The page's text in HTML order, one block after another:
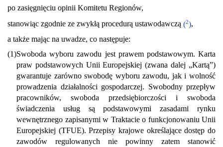
po zasięgnięciu opinii Komitetu Regionów,
stanowiąc zgodnie ze zwykłą procedurą ustawodawczą (2),
a także mając na uwadze, co następuje:
(1)Swoboda wyboru zawodu jest prawem podstawowym. Karta
praw podstawowych Unii Europejskiej (zwana dalej „Kartą”)
gwarantuje zarówno swobodę wyboru zawodu, jak i wolność
prowadzenia działalności gospodarczej. Swobodny przepływ
pracowników, swoboda przedsiębiorczości i swoboda
świadczenia usług są podstawowymi zasadami rynku
wewnętrznego zapisanymi w Traktacie o funkcjonowaniu Unii
Europejskiej (TFUE). Przepisy krajowe określające dostęp do
zawodów regulowanych nie powinny zatem stanowić